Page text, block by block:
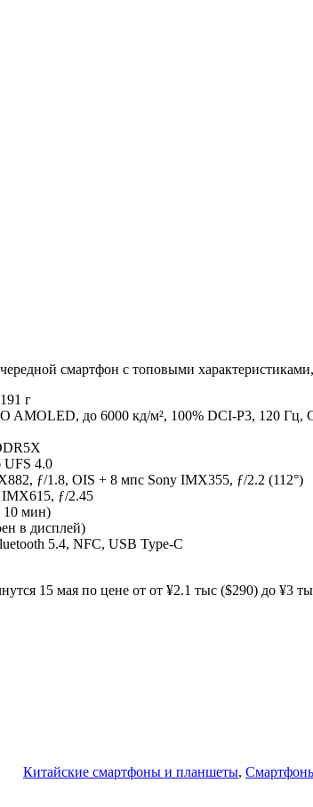
смартфон с топовыми
г
AMOLED, до 6000 кд/м², 100% DCI-P3, 120 Гц,
UFS 4.0
ƒ/1.8, OIS + 8 мпс Sony IMX355, ƒ/2.2 (112°)
ƒ/2.45
10 мин)
в дисплей)
5.4, NFC, USB Type-C
15 мая по цене от от ¥2.1 тыс ($290) до ¥3
Китайские смартфоны и планшеты,